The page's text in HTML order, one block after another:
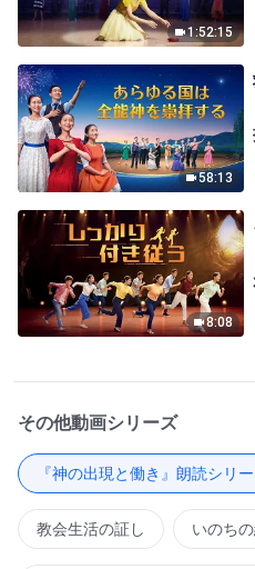
1:52:15
58:13
8:08
その他動画シリーズ
『神の出現と働き』朗読シリ
教会生活の証し いのち